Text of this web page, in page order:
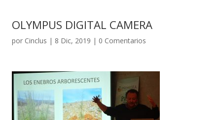
OLYMPUS DIGITAL CAMERA
por Cinclus | 8 Dic, 2019 | 0 Comentarios